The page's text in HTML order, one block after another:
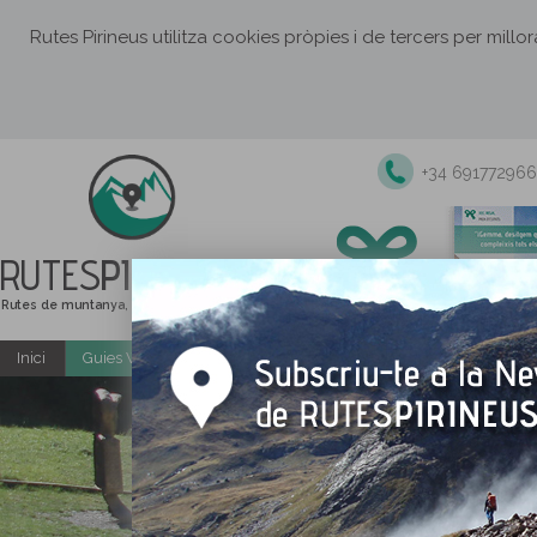
Rutes Pirineus utilitza cookies pròpies i de tercers per
RUTESPIRINEUS
Rutes de muntanya, senderisme i excursions
+34 691772966
Inici Guies Web i PDF gratuïtes Excursions i activitats